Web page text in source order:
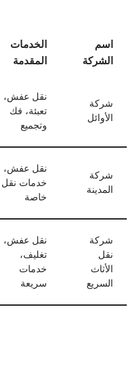
اسم
الشركة
الخدمات
المقدمة
شركة
الأوائل
نقل عفش،
تعبئة، فك
وتجميع
شركة
المدينة
نقل عفش،
خدمات نقل
خاصة
شركة
نقل
الأثاث
السريع
نقل عفش،
تغليف،
خدمات
سريعة